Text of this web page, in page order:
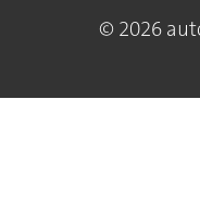
© 2026